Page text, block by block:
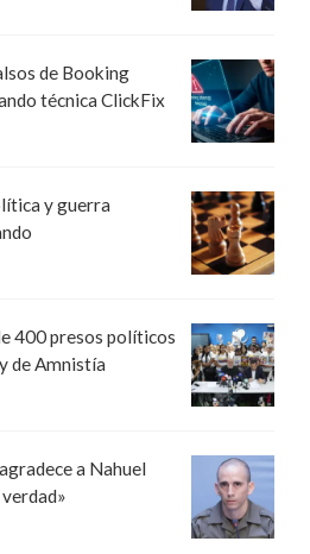
de Booking
técnica ClickFix
y guerra
400 presos políticos
de Amnistía
a Nahuel